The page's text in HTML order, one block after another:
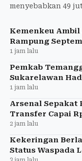
menyebabkan 49
Kemenkeu Ambil
Rampung
1 jam lalu
Pemkab
Sukarelawan
1 jam lalu
Arsenal Sepakat
Transfer Capai
2 jam lalu
Kekeringan
Status Waspada